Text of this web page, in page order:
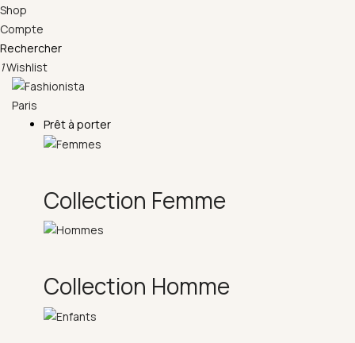
Shop
Compte
Rechercher
1Wishlist
Prêt à porter
Collection Femme
Collection Homme